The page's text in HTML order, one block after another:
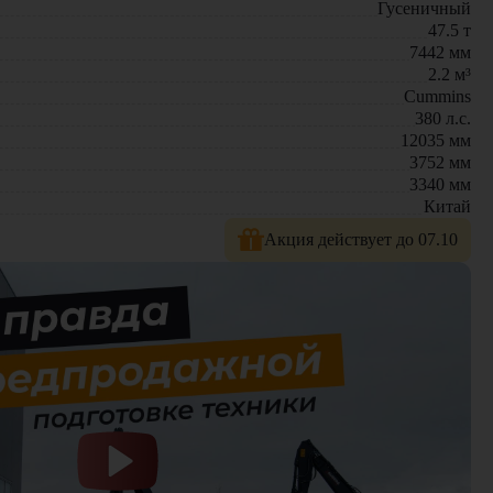
Гусеничный
47.5 т
7442 мм
2.2 м³
Cummins
380 л.с.
12035 мм
3752 мм
3340 мм
Китай
Акция действует до 07.10